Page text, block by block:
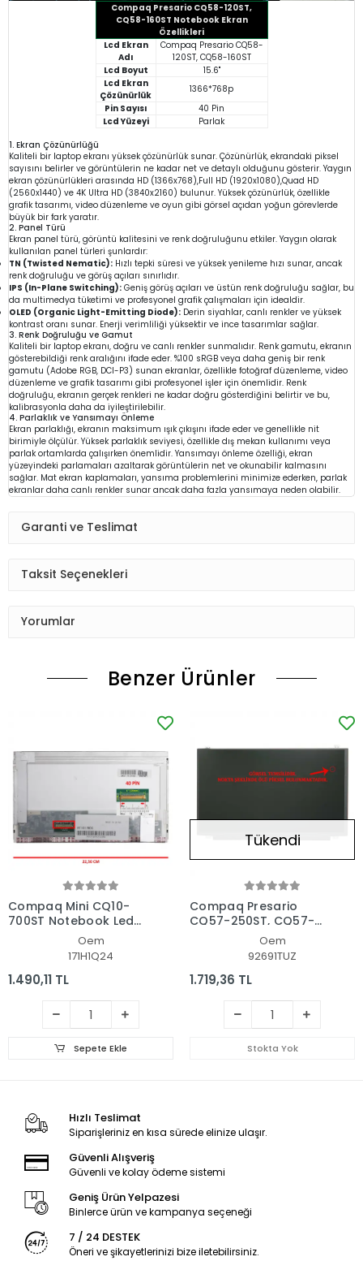
Compaq Presario CQ58-120ST,
CQ58-160ST Notebook Ekran
Özellikleri
Lcd Ekran
Adı
Compaq Presario CQ58-
120ST, CQ58-160ST
Lcd Boyut
15.6"
Lcd Ekran
Çözünürlük
1366*768p
Pin Sayısı
40 Pin
Lcd Yüzeyi
Parlak
1. Ekran Çözünürlüğü
Kaliteli bir laptop ekranı yüksek çözünürlük sunar. Çözünürlük, ekrandaki piksel
sayısını belirler ve görüntülerin ne kadar net ve detaylı olduğunu gösterir. Yaygın
ekran çözünürlükleri arasında HD (1366x768),Full HD (1920x1080),Quad HD
(2560x1440) ve 4K Ultra HD (3840x2160) bulunur. Yüksek çözünürlük, özellikle
grafik tasarımı, video düzenleme ve oyun gibi görsel açıdan yoğun görevlerde
büyük bir fark yaratır.
2. Panel Türü
Ekran panel türü, görüntü kalitesini ve renk doğruluğunu etkiler. Yaygın olarak
kullanılan panel türleri şunlardır:
TN (Twisted Nematic): Hızlı tepki süresi ve yüksek yenileme hızı sunar, ancak
renk doğruluğu ve görüş açıları sınırlıdır.
IPS (In-Plane Switching): Geniş görüş açıları ve üstün renk doğruluğu sağlar, bu
da multimedya tüketimi ve profesyonel grafik çalışmaları için idealdir.
OLED (Organic Light-Emitting Diode): Derin siyahlar, canlı renkler ve yüksek
kontrast oranı sunar. Enerji verimliliği yüksektir ve ince tasarımlar sağlar.
3. Renk Doğruluğu ve Gamut
Kaliteli bir laptop ekranı, doğru ve canlı renkler sunmalıdır. Renk gamutu, ekranın
gösterebildiği renk aralığını ifade eder. %100 sRGB veya daha geniş bir renk
gamutu (Adobe RGB, DCI-P3) sunan ekranlar, özellikle fotoğraf düzenleme, video
düzenleme ve grafik tasarımı gibi profesyonel işler için önemlidir. Renk
doğruluğu, ekranın gerçek renkleri ne kadar doğru gösterdiğini belirtir ve bu,
kalibrasyonla daha da iyileştirilebilir.
4. Parlaklık ve Yansımayı Önleme
Ekran parlaklığı, ekranın maksimum ışık çıkışını ifade eder ve genellikle nit
birimiyle ölçülür. Yüksek parlaklık seviyesi, özellikle dış mekan kullanımı veya
parlak ortamlarda çalışırken önemlidir. Yansımayı önleme özelliği, ekran
yüzeyindeki parlamaları azaltarak görüntülerin net ve okunabilir kalmasını
sağlar. Mat ekran kaplamaları, yansıma problemlerini minimize ederken, parlak
ekranlar daha canlı renkler sunar ancak daha fazla yansımaya neden olabilir.
Garanti ve Teslimat
Taksit Seçenekleri
Yorumlar
Benzer Ürünler
Compaq Mini CQ10-
700ST Notebook Led
Oem
171H1Q24
1.490,11 TL
Sepete Ekle
Tükendi
Compaq Presario
CQ57-250ST, CQ57-
371ST Uyumlu Led Lcd
Oem
92691TUZ
1.719,36 TL
Stokta Yok
Hızlı Teslimat
Siparişleriniz en kısa sürede elinize ulaşır.
Güvenli Alışveriş
Güvenli ve kolay ödeme sistemi
Geniş Ürün Yelpazesi
Binlerce ürün ve kampanya seçeneği
7 / 24 DESTEK
Öneri ve şikayetlerinizi bize iletebilirsiniz.